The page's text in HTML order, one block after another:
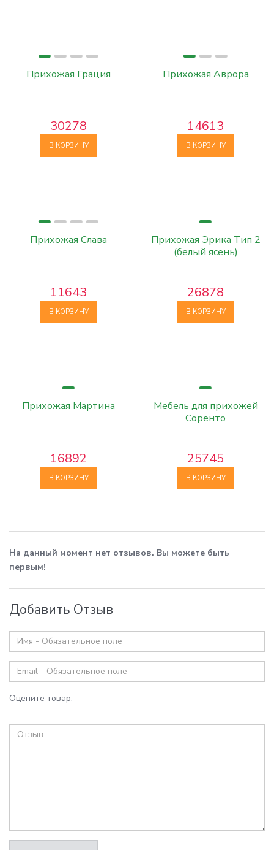
Прихожая Грация
30278
В КОРЗИНУ
Прихожая Аврора
14613
В КОРЗИНУ
Прихожая Слава
11643
В КОРЗИНУ
Прихожая Эрика Тип 2
(белый ясень)
26878
В КОРЗИНУ
Прихожая Мартина
16892
В КОРЗИНУ
Мебель для прихожей
Соренто
25745
В КОРЗИНУ
На данный момент нет отзывов. Вы можете быть
первым!
Добавить Отзыв
Оцените товар: